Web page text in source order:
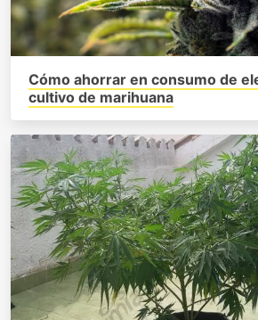
Cómo ahorrar en consumo de
cultivo de marihuana